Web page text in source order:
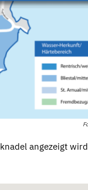
angezeigt